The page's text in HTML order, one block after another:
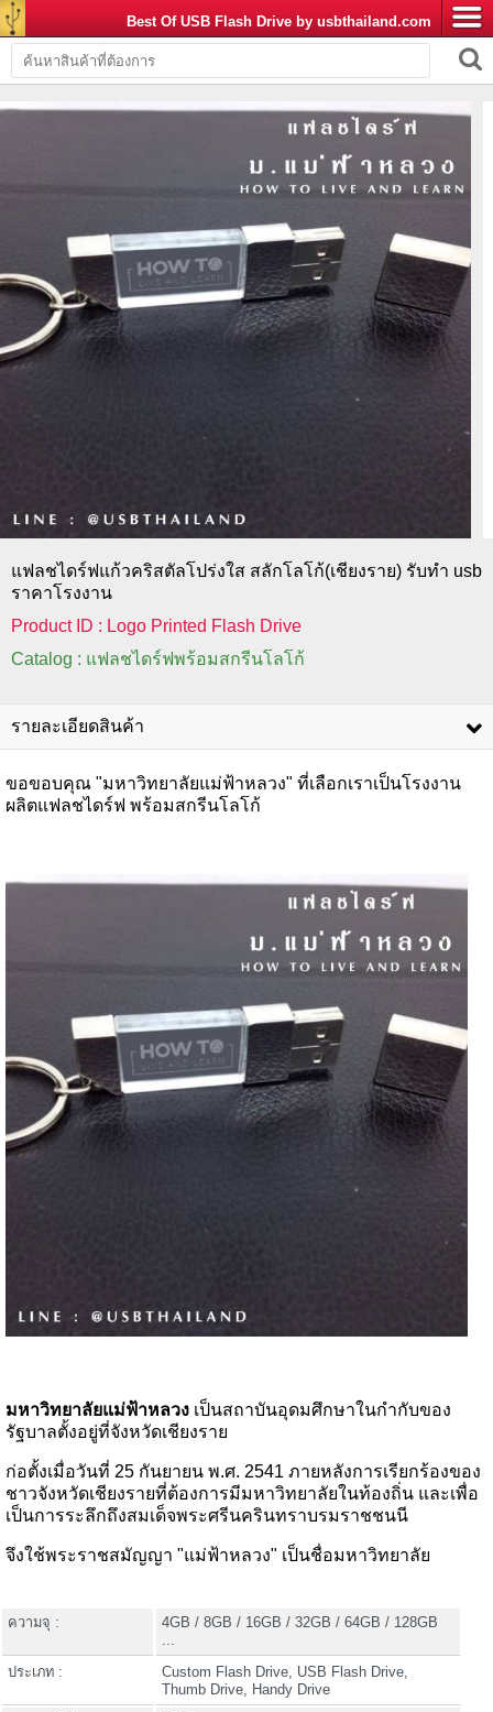
Best Of USB Flash Drive by usbthailand.com
แฟลชไดร์ฟแก้วคริสตัลโปร่งใส สลักโลโก้(เชียงราย) รับทำ usb
ราคาโรงงาน
Product ID : Logo Printed Flash Drive
Catalog : แฟลชไดร์ฟพร้อมสกรีนโลโก้
รายละเอียดสินค้า
ขอขอบคุณ "มหาวิทยาลัยแม่ฟ้าหลวง" ที่เลือกเราเป็นโรงงาน
ผลิตแฟลชไดร์ฟ พร้อมสกรีนโลโก้
มหาวิทยาลัยแม่ฟ้าหลวง เป็นสถาบันอุดมศึกษาในกำกับของ
รัฐบาลตั้งอยู่ที่จังหวัดเชียงราย
ก่อตั้งเมื่อวันที่ 25 กันยายน พ.ศ. 2541 ภายหลังการเรียกร้องของ
ชาวจังหวัดเชียงรายที่ต้องการมีมหาวิทยาลัยในท้องถิ่น และเพื่อ
เป็นการระลึกถึงสมเด็จพระศรีนครินทราบรมราชชนนี
จึงใช้พระราชสมัญญา "แม่ฟ้าหลวง" เป็นชื่อมหาวิทยาลัย
ความจุ :
4GB / 8GB / 16GB / 32GB / 64GB / 128GB
...
ประเภท :
Custom Flash Drive, USB Flash Drive,
Thumb Drive, Handy Drive